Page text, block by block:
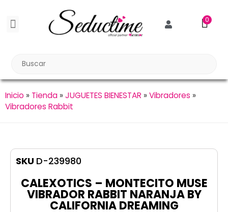
0
Inicio » Tienda »JUGUETES BIENESTAR »Vibradores »
Vibradores Rabbit
SKU D-239980
CALEXOTICS – MONTECITO MUSE
VIBRADOR RABBIT NARANJA BY
CALIFORNIA DREAMING